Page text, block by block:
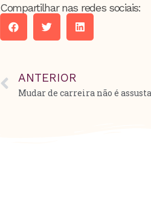
Compartilhar nas redes sociais:
ANTERIOR
Mudar de carreira não é